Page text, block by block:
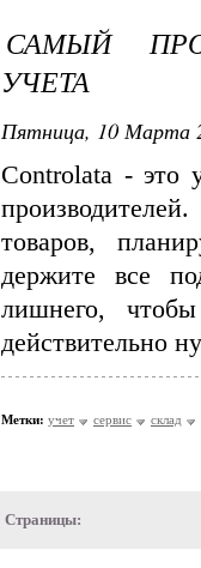
САМЫЙ
УЧЕТА
Пятница, 10 Марта
Controlata - это
товаров,
держите все
лишнего,
действительно
Метки: учет сервис склад
Страницы: